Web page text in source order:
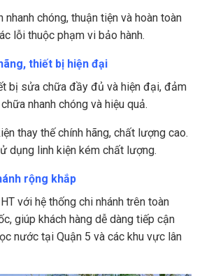
nhanh chóng, thuận tiện và hoàn toàn
lỗi thuộc phạm vi bảo hành.
thiết bị hiện đại
bị sửa chữa đầy đủ và hiện đại, đảm
nhanh chóng và hiệu quả.
thay thế chính hãng, chất lượng cao.
dụng linh kiện kém chất lượng.
rộng khắp
với hệ thống chi nhánh trên toàn
giúp khách hàng dễ dàng tiếp cận
nước tại Quận 5 và các khu vực lân